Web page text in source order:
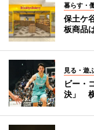
暮らす・
保土ケ
板商品
見る・遊
ビー・
決」